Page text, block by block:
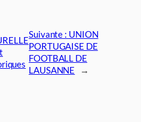
Suivante : UNION
PORTUGAISE DE
FOOTBALL DE
LAUSANNE
→